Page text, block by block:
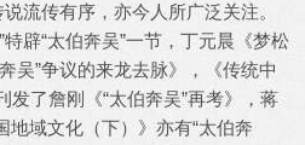
流传有序，亦今人所广泛关注。
特辟“太伯奔吴”一节，丁元晨《梦松
吴”争议的来龙去脉》，《传统中
发了詹刚《“太伯奔吴”再考》，蒋
地域文化（下）》亦有“太伯奔